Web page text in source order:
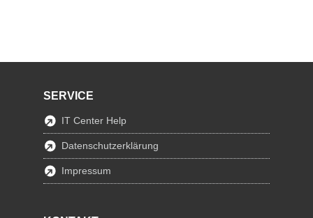
SERVICE
IT Center Help
Datenschutzerklärung
Impressum